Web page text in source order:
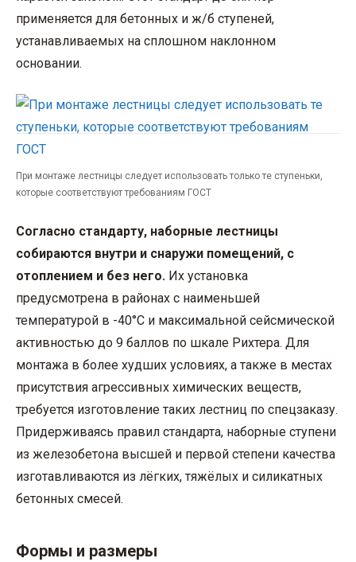
применяется для бетонных и ж/б ступеней,
устанавливаемых на сплошном наклонном
основании.
При монтаже лестницы следует использовать только те ступеньки,
которые соответствуют требованиям ГОСТ
Согласно стандарту, наборные лестницы
собираются внутри и снаружи помещений, с
отоплением и без него. Их установка
предусмотрена в районах с наименьшей
температурой в -40°С и максимальной сейсмической
активностью до 9 баллов по шкале Рихтера. Для
монтажа в более худших условиях, а также в местах
присутствия агрессивных химических веществ,
требуется изготовление таких лестниц по спецзаказу.
Придерживаясь правил стандарта, наборные ступени
из железобетона высшей и первой степени качества
изготавливаются из лёгких, тяжёлых и силикатных
бетонных смесей.
Формы и размеры